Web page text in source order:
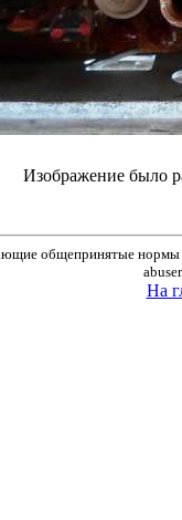
Изображение было
общепринятые нормы
На